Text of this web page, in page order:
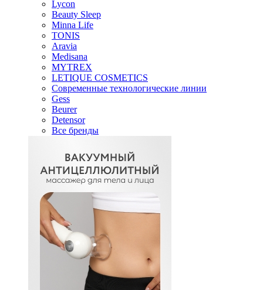
Lycon
Beauty Sleep
Minna Life
TONIS
Aravia
Medisana
MYTREX
LETIQUE COSMETICS
Современные технологические линии
Gess
Beurer
Detensor
Все бренды